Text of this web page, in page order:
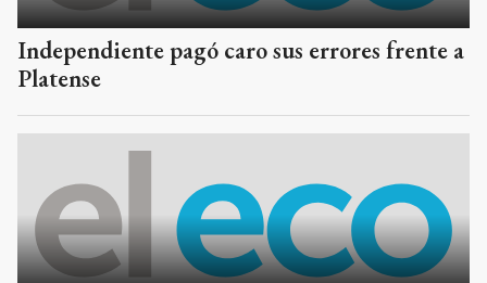
Independiente pagó caro sus errores frente a
Platense